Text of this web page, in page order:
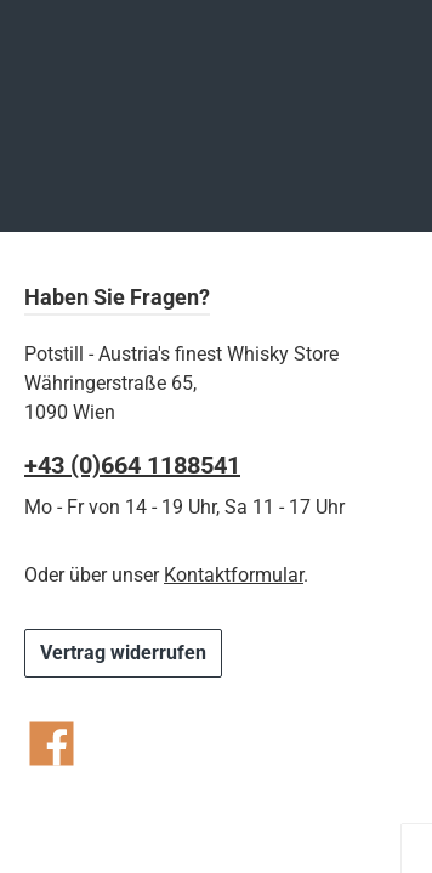
Haben Sie Fragen?
Potstill - Austria's finest Whisky Store
Währingerstraße 65,
1090 Wien
+43 (0)664 1188541‬
Mo - Fr von 14 - 19 Uhr, Sa 11 - 17 Uhr
Oder über unser Kontaktformular.
Vertrag widerrufen
Facebook